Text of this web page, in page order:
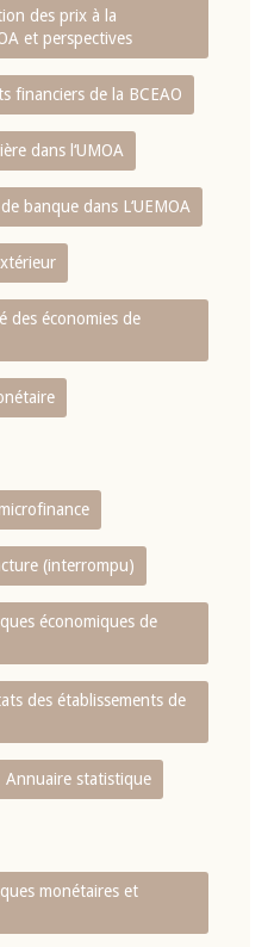
des prix à la
et perspectives
financiers de la BCEAO
dans l‘UMOA
banque dans L‘UEMOA
des économies de
(interrompu)
économiques de
des établissements de
Annuaire statistique
monétaires et